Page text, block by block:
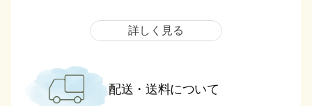
詳しく見る
配送・送料について